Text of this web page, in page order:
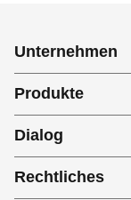
Unternehmen
Produkte
Dialog
Rechtliches